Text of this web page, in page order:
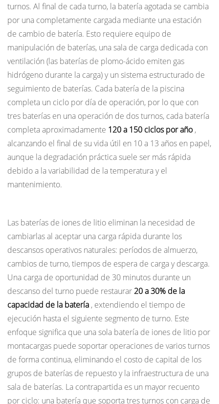
turnos. Al final de cada turno, la batería agotada se cambia
por una completamente cargada mediante una estación
de cambio de batería. Esto requiere equipo de
manipulación de baterías, una sala de carga dedicada con
ventilación (las baterías de plomo-ácido emiten gas
hidrógeno durante la carga) y un sistema estructurado de
seguimiento de baterías. Cada batería de la piscina
completa un ciclo por día de operación, por lo que con
tres baterías en una operación de dos turnos, cada batería
completa aproximadamente 120 a 150 ciclos por año ,
alcanzando el final de su vida útil en 10 a 13 años en papel,
aunque la degradación práctica suele ser más rápida
debido a la variabilidad de la temperatura y el
mantenimiento.
Las baterías de iones de litio eliminan la necesidad de
cambiarlas al aceptar una carga rápida durante los
descansos operativos naturales: períodos de almuerzo,
cambios de turno, tiempos de espera de carga y descarga.
Una carga de oportunidad de 30 minutos durante un
descanso del turno puede restaurar20 a 30% de la
capacidad de la batería , extendiendo el tiempo de
ejecución hasta el siguiente segmento de turno. Este
enfoque significa que una sola batería de iones de litio por
montacargas puede soportar operaciones de varios turnos
de forma continua, eliminando el costo de capital de los
grupos de baterías de repuesto y la infraestructura de una
sala de baterías. La contrapartida es un mayor recuento
por ciclo: una batería que soporta tres turnos con carga de